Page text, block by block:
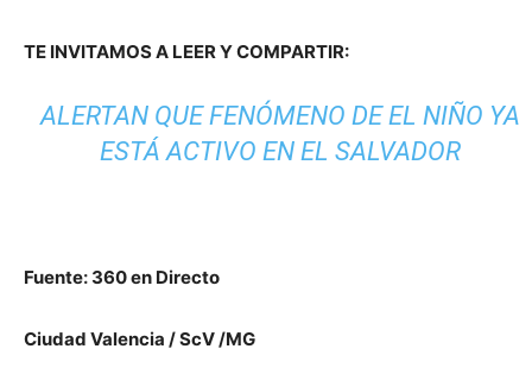
TE INVITAMOS A LEER Y COMPARTIR:
ALERTAN QUE FENÓMENO DE EL NIÑO YA
ESTÁ ACTIVO EN EL SALVADOR
Fuente: 360 en Directo
Ciudad Valencia / ScV /MG